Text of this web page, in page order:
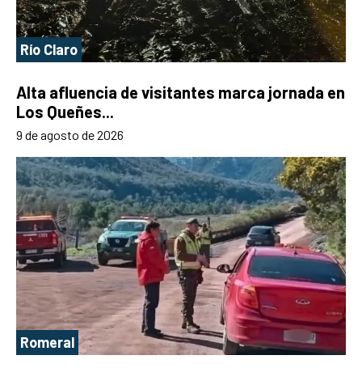
Río Claro
Alta afluencia de visitantes marca jornada en
Los Queñes...
9 de agosto de 2026
Romeral